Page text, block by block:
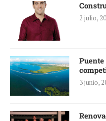
2 julio,
3 junio,